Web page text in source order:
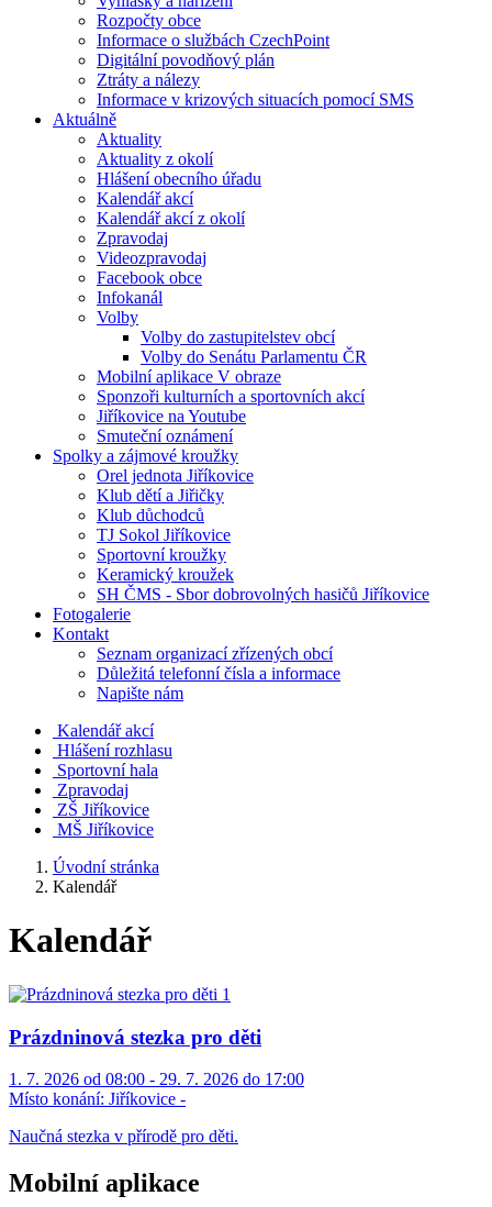
Rozpočty obce
Informace o službách CzechPoint
Digitální povodňový plán
Ztráty a nálezy
Informace v krizových situacích pomocí SMS
Aktuálně
Aktuality
Aktuality z okolí
Hlášení obecního úřadu
Kalendář akcí
Kalendář akcí z okolí
Zpravodaj
Videozpravodaj
Facebook obce
Infokanál
Volby
Volby do zastupitelstev obcí
Volby do Senátu Parlamentu ČR
Mobilní aplikace V obraze
Sponzoři kulturních a sportovních akcí
Jiříkovice na Youtube
Smuteční oznámení
Spolky a zájmové kroužky
Orel jednota Jiříkovice
Klub dětí a Jiřičky
Klub důchodců
TJ Sokol Jiříkovice
Sportovní kroužky
Keramický kroužek
SH ČMS - Sbor dobrovolných hasičů Jiříkovice
Fotogalerie
Kontakt
Seznam organizací zřízených obcí
Důležitá telefonní čísla a informace
Napište nám
Kalendář akcí
Hlášení rozhlasu
Sportovní hala
Zpravodaj
ZŠ Jiříkovice
MŠ Jiříkovice
Úvodní stránka
Kalendář
Kalendář
Prázdninová stezka pro děti
1. 7. 2026 od 08:00 - 29. 7. 2026 do 17:00
Místo konání: Jiříkovice -
Naučná stezka v přírodě pro děti.
Mobilní aplikace